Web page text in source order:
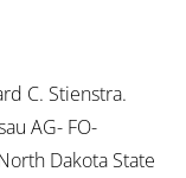
C. Stienstra.
AG- FO-
Dakota State